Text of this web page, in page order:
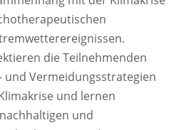
die Teilnehmenden
und Vermeidungsstrategien
und lernen
und